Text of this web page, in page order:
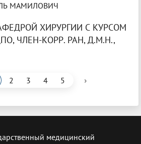
МАМИЛОВИЧ
ХИРУРГИИ С КУРСОМ
ЧЛЕН-КОРР. РАН, Д.М.Н.,
2 3 4 5 ›
медицинский